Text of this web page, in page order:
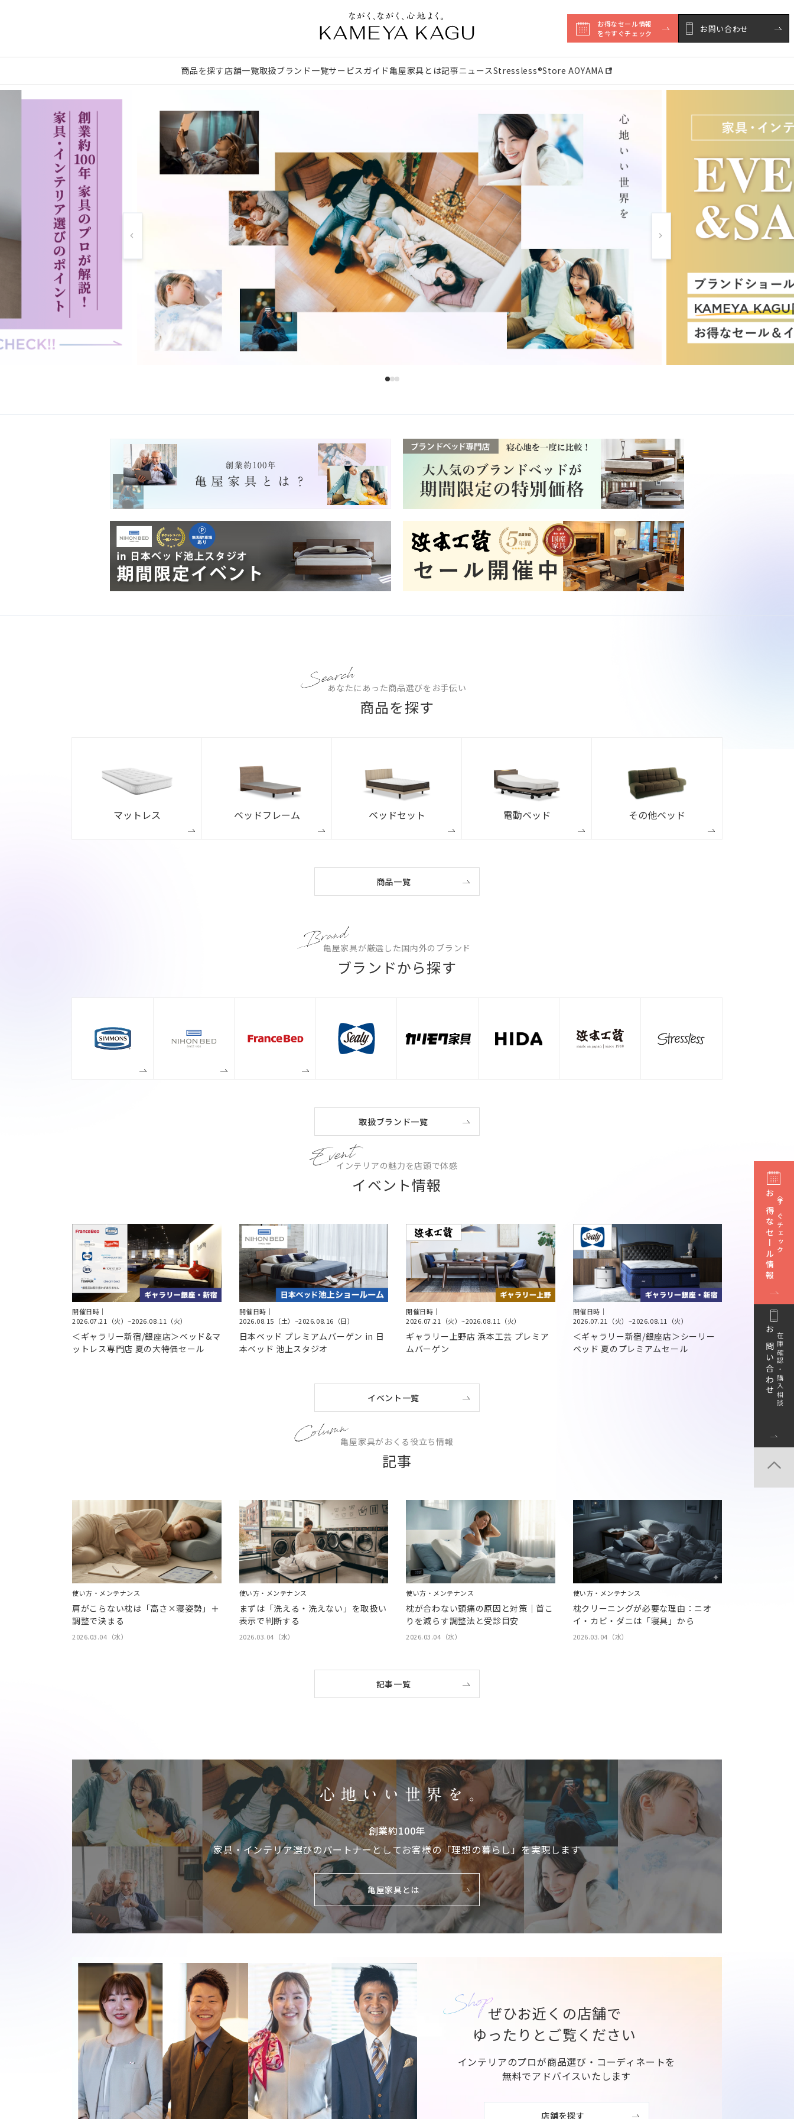
お得なセール情報
を今すぐチェック
お問い合わせ
商品を探す店舗一覧取扱ブランド一覧サービスガイド亀屋家具とは記事ニュースStressless®︎Store AOYAMA
あなたにあった商品選びをお手伝い
商品を探す
マットレス ベッドフレーム ベッドセット 電動ベッド その他ベッド
商品一覧
亀屋家具が厳選した国内外のブランド
ブランドから探す
取扱ブランド一覧
インテリアの魅力を店頭で体感
イベント情報
開催日時｜
2026.07.21（火）~2026.08.11（火）
＜ギャラリー新宿/銀座店＞ベッド&マ
ットレス専門店 夏の大特価セール
開催日時｜
2026.08.15（土） ~2026.08.16（日）
日本ベッド プレミアムバーゲン in 日
本ベッド 池上スタジオ
開催日時｜
2026.07.21（火）~2026.08.11（火）
ギャラリー上野店 浜本工芸 プレミア
ムバーゲン
開催日時｜
2026.07.21（火） ~2026.08.11（火）
＜ギャラリー新宿/銀座店＞シーリー
ベッド 夏のプレミアムセール
イベント一覧
亀屋家具がおくる役立ち情報
記事
使い方・メンテナンス
肩がこらない枕は「高さ×寝姿勢」＋
調整で決まる
2026.03.04（水）
使い方・メンテナンス
まずは「洗える・洗えない」を取扱い
表示で判断する
2026.03.04（水）
使い方・メンテナンス
枕が合わない頭痛の原因と対策｜首こ
りを減らす調整法と受診目安
2026.03.04（水）
使い方・メンテナンス
枕クリーニングが必要な理由：ニオ
イ・カビ・ダニは「寝具」から
2026.03.04（水）
記事一覧
創業約100年
家具・インテリア選びのパートナーとしてお客様の「理想の暮らし」を実現します
亀屋家具とは
ぜひお近くの店舗で
ゆったりとご覧ください
インテリアのプロが商品選び・コーディネートを
無料でアドバイスいたします
店舗を探す
今すぐチェック
お得なセール情報
お問い合わせ在庫確認・購入相談